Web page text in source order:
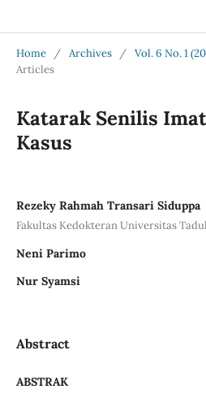
Home / Archives / Vol. 6 No. 1
Articles
Katarak Senilis
Kasus
Rezeky Rahmah Transari Siduppa
Fakultas Kedokteran Universitas
Neni Parimo
Nur Syamsi
Abstract
ABSTRAK